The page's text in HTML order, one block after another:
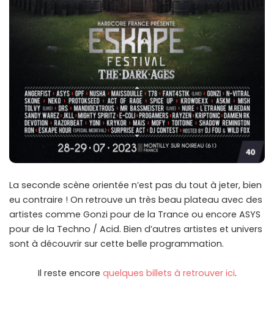
La seconde scène orientée n’est pas du tout à jeter, bien
eu contraire ! On retrouve un très beau plateau avec des
artistes comme Gonzi pour de la Trance ou encore ASYS
pour de la Techno / Acid. Bien d’autres artistes et univers
sont à découvrir sur cette belle programmation.
Il reste encore quelques billets à retrouver ici.